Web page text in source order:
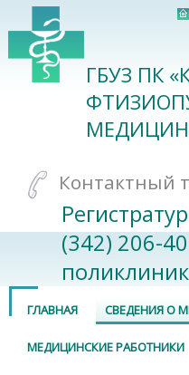
ГБУЗ ПК
Контактный
(342) 206-
ГЛАВНАЯ СВЕДЕНИЯ О
МЕДИЦИНСКИЕ РАБОТНИКИ